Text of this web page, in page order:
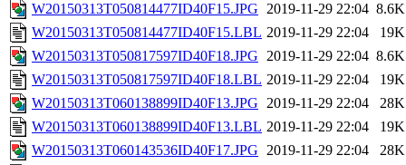
W20150313T050814477ID40F15.JPG 2019-11-29 22:04 8.6K
W20150313T050814477ID40F15.LBL 2019-11-29 22:04
19K
W20150313T050817597ID40F18.JPG 2019-11-29 22:04 8.6K
W20150313T050817597ID40F18.LBL 2019-11-29 22:04
19K
W20150313T060138899ID40F13.JPG 2019-11-29 22:04
28K
W20150313T060138899ID40F13.LBL 2019-11-29 22:04
19K
W20150313T060143536ID40F17.JPG 2019-11-29 22:04
28K